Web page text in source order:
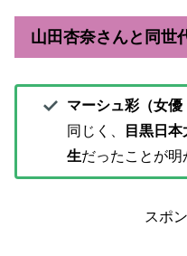
山田杏奈さんと同世
マーシュ彩（女優
同じく、
目黒日
生だったことが明
スポ